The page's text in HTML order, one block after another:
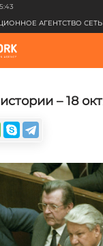
АГЕНТСТВО СЕТЬ
– 18